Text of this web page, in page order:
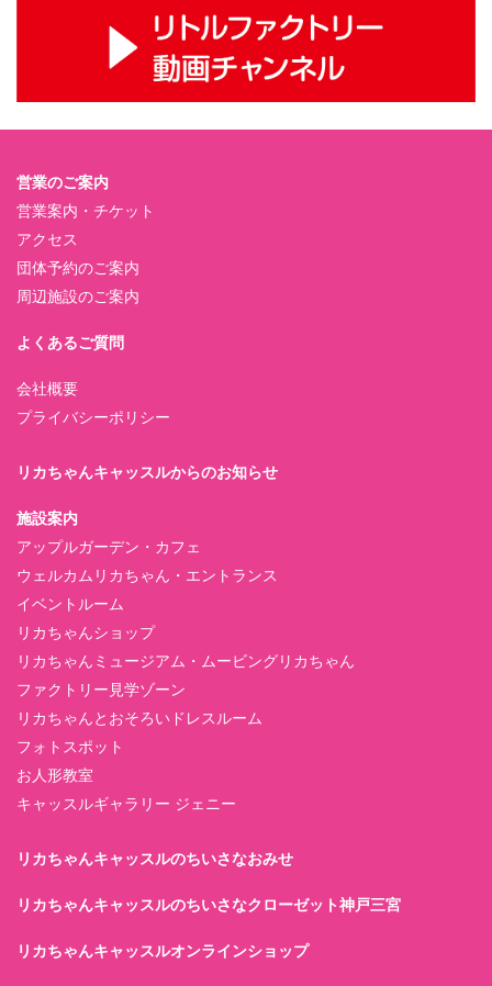
営業のご案内
営業案内・チケット
アクセス
団体予約のご案内
周辺施設のご案内
よくあるご質問
会社概要
プライバシーポリシー
リカちゃんキャッスルからのお知らせ
施設案内
アップルガーデン・カフェ
ウェルカムリカちゃん・エントランス
イベントルーム
リカちゃんショップ
リカちゃんミュージアム・ムービングリカちゃん
ファクトリー見学ゾーン
リカちゃんとおそろいドレスルーム
フォトスポット
お人形教室
キャッスルギャラリー ジェニー
リカちゃんキャッスルのちいさなおみせ
リカちゃんキャッスルのちいさなクローゼット神戸三宮
リカちゃんキャッスルオンラインショップ